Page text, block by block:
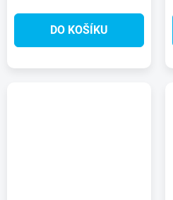
DO KOŠÍKU